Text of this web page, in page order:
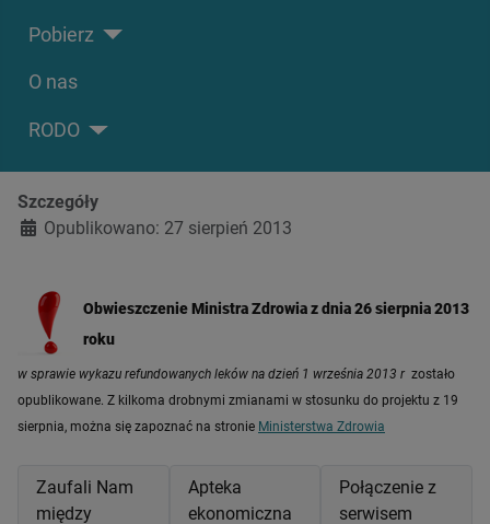
Pobierz
O nas
RODO
Szczegóły
Opublikowano: 27 sierpień 2013
Obwieszczenie Ministra Zdrowia z dnia 26 sierpnia 2013
roku
w sprawie wykazu refundowanych leków na dzień 1 września 2013 r zostało
opublikowane. Z kilkoma drobnymi zmianami w stosunku do projektu z 19
sierpnia, można się zapoznać na stronie Ministerstwa Zdrowia
Zaufali Nam
między
Apteka
ekonomiczna
Połączenie z
serwisem